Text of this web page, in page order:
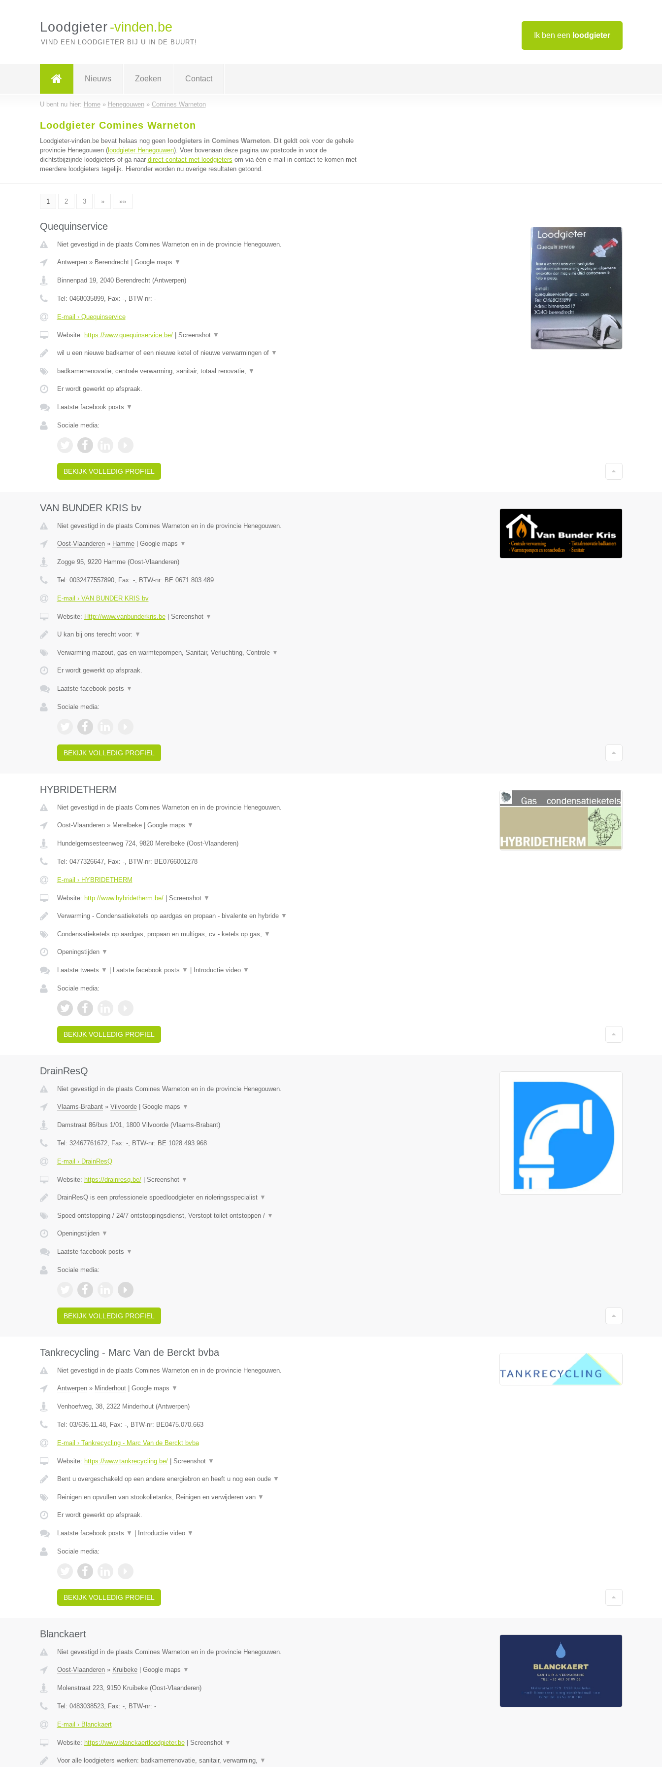
Ik ben een loodgieter
Loodgieter -vinden.be
VIND EEN LOODGIETER BIJ U IN DE BUURT!
Nieuws Zoeken Contact
U bent nu hier: Home» Henegouwen» Comines Warneton
Loodgieter Comines Warneton
Loodgieter-vinden.be bevat helaas nog geen loodgieters in Comines Warneton. Dit geldt ook voor de gehele
provincie Henegouwen (loodgieter Henegouwen). Voer bovenaan deze pagina uw postcode in voor de
dichtstbijzijnde loodgieters of ga naar direct contact met loodgieters om via één e-mail in contact te komen met
meerdere loodgieters tegelijk. Hieronder worden nu overige resultaten getoond.
1 2 3 » »»
Quequinservice
Niet gevestigd in de plaats Comines Warneton en in de provincie Henegouwen.
Antwerpen» Berendrecht| Google maps ▼
Binnenpad 19, 2040 Berendrecht(Antwerpen)
Tel: 0468035899, Fax: -, BTW-nr: -
E-mail › Quequinservice
Website: https://www.quequinservice.be/| Screenshot ▼
wil u een nieuwe badkamer of een nieuwe ketel of nieuwe verwarmingen of ▼
badkamerrenovatie, centrale verwarming, sanitair, totaal renovatie, ▼
Er wordt gewerkt op afspraak.
Laatste facebook posts ▼
Sociale media:
BEKIJK VOLLEDIG PROFIEL
VAN BUNDER KRIS bv
Niet gevestigd in de plaats Comines Warneton en in de provincie Henegouwen.
Oost-Vlaanderen» Hamme| Google maps ▼
Zogge 95, 9220 Hamme(Oost-Vlaanderen)
Tel: 0032477557890, Fax: -, BTW-nr: BE 0671.803.489
E-mail › VAN BUNDER KRIS bv
Website: Http://www.vanbunderkris.be| Screenshot ▼
U kan bij ons terecht voor: ▼
Verwarming mazout, gas en warmtepompen, Sanitair, Verluchting, Controle ▼
Er wordt gewerkt op afspraak.
Laatste facebook posts ▼
Sociale media:
BEKIJK VOLLEDIG PROFIEL
HYBRIDETHERM
Niet gevestigd in de plaats Comines Warneton en in de provincie Henegouwen.
Oost-Vlaanderen» Merelbeke| Google maps ▼
Hundelgemsesteenweg 724, 9820 Merelbeke(Oost-Vlaanderen)
Tel: 0477326647, Fax: -, BTW-nr: BE0766001278
E-mail › HYBRIDETHERM
Website: http://www.hybridetherm.be/| Screenshot ▼
Verwarming - Condensatieketels op aardgas en propaan - bivalente en hybride ▼
Condensatieketels op aardgas, propaan en multigas, cv - ketels op gas, ▼
Openingstijden ▼
Laatste tweets ▼ Laatste facebook posts ▼ Introductie video ▼
Sociale media:
BEKIJK VOLLEDIG PROFIEL
DrainResQ
Niet gevestigd in de plaats Comines Warneton en in de provincie Henegouwen.
Vlaams-Brabant» Vilvoorde| Google maps ▼
Damstraat 86/bus 1/01, 1800 Vilvoorde(Vlaams-Brabant)
Tel: 32467761672, Fax: -, BTW-nr: BE 1028.493.968
E-mail › DrainResQ
Website: https://drainresq.be/| Screenshot ▼
DrainResQ is een professionele spoedloodgieter en rioleringsspecialist ▼
Spoed ontstopping / 24/7 ontstoppingsdienst, Verstopt toilet ontstoppen / ▼
Openingstijden ▼
Laatste facebook posts ▼
Sociale media:
BEKIJK VOLLEDIG PROFIEL
Tankrecycling - Marc Van de Berckt bvba
Niet gevestigd in de plaats Comines Warneton en in de provincie Henegouwen.
Antwerpen» Minderhout| Google maps ▼
Venhoefweg, 38, 2322 Minderhout(Antwerpen)
Tel: 03/636.11.48, Fax: -, BTW-nr: BE0475.070.663
E-mail › Tankrecycling - Marc Van de Berckt bvba
Website: https://www.tankrecycling.be/| Screenshot ▼
Bent u overgeschakeld op een andere energiebron en heeft u nog een oude ▼
Reinigen en opvullen van stookolietanks, Reinigen en verwijderen van ▼
Er wordt gewerkt op afspraak.
Laatste facebook posts ▼ Introductie video ▼
Sociale media:
BEKIJK VOLLEDIG PROFIEL
Blanckaert
Niet gevestigd in de plaats Comines Warneton en in de provincie Henegouwen.
Oost-Vlaanderen» Kruibeke| Google maps ▼
Molenstraat 223, 9150 Kruibeke(Oost-Vlaanderen)
Tel: 0483038523, Fax: -, BTW-nr: -
E-mail › Blanckaert
Website: https://www.blanckaertloodgieter.be| Screenshot ▼
Voor alle loodgieters werken: badkamerrenovatie, sanitair, verwarming, ▼